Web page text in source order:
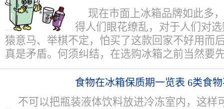
现在市面上冰箱品牌如此多
得人们眼花缭乱，对于人们对
猿意马、举棋不定，怕买了这款回家不好用而
真是矛盾。何须纠结，在选购冰箱之前当然要
食物在冰箱保质期一览表 6类食
不可以把瓶装液体饮料放进冷冻室内，这样